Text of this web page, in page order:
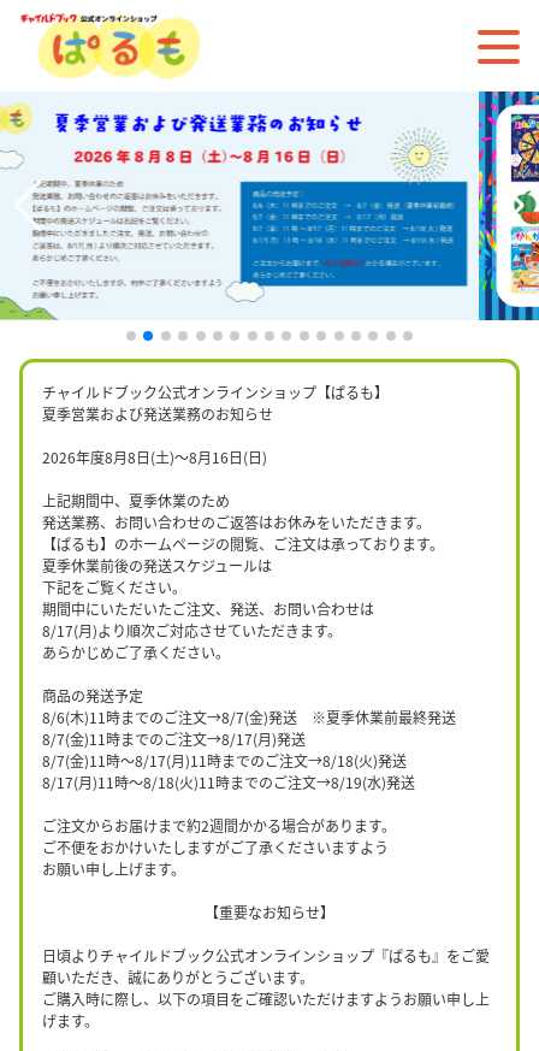
チャイルドブック公式オンラインショップ【ぱるも】
夏季営業および発送業務のお知らせ
2026年度8月8日(土)〜8月16日(日)
上記期間中、夏季休業のため
発送業務、お問い合わせのご返答はお休みをいただきます。
【ぱるも】のホームページの閲覧、ご注文は承っております。
夏季休業前後の発送スケジュールは
下記をご覧ください。
期間中にいただいたご注文、発送、お問い合わせは
8/17(月)より順次ご対応させていただきます。
あらかじめご了承ください。
商品の発送予定
8/6(木)11時までのご注文→8/7(金)発送 ※夏季休業前最終発送
8/7(金)11時までのご注文→8/17(月)発送
8/7(金)11時〜8/17(月)11時までのご注文→8/18(火)発送
8/17(月)11時〜8/18(火)11時までのご注文→8/19(水)発送
ご注文からお届けまで約2週間かかる場合があります。
ご不便をおかけいたしますがご了承くださいますよう
お願い申し上げます。
【重要なお知らせ】
日頃よりチャイルドブック公式オンラインショップ『ぱるも』をご愛
顧いただき、誠にありがとうございます。
ご購入時に際し、以下の項目をご確認いただけますようお願い申し上
げます。